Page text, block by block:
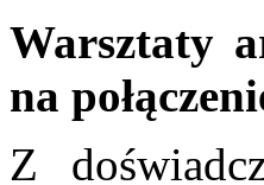
Warsztaty
na
Z